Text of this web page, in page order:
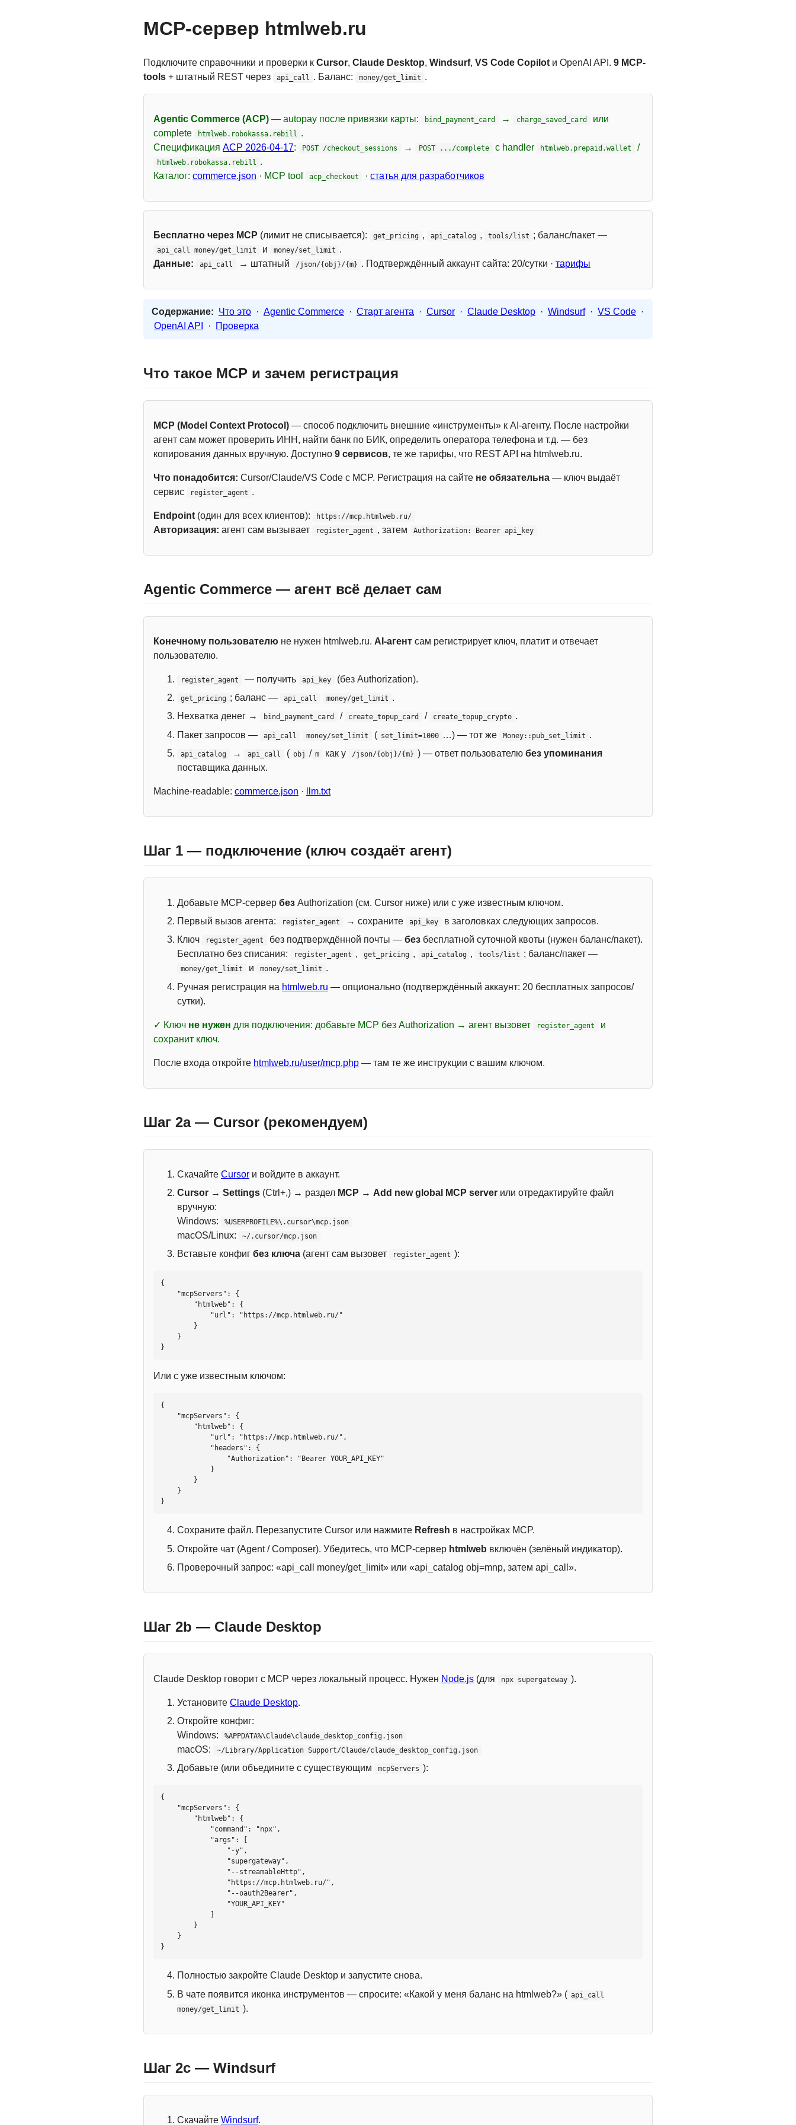
MCP-сервер htmlweb.ru
Подключите справочники и проверки к Cursor, Claude Desktop, Windsurf, VS Code Copilotи OpenAI API. 9 MCP-
tools + штатный REST через api_call . Баланс: money/get_limit .
Agentic Commerce (ACP) — autopay после привязки карты: bind_payment_card → charge_saved_card
или
complete
htmlweb.robokassa.rebill .
Спецификация ACP 2026-04-17: POST /checkout_sessions → POST .../complete с handler htmlweb.prepaid.wallet /
htmlweb.robokassa.rebill .
Каталог: commerce.json · MCP tool acp_checkout · статья для разработчиков
Бесплатно через MCP (лимит не списывается): get_pricing , api_catalog , tools/list ; баланс/пакет —
api_call money/get_limit и money/set_limit .
Данные:
api_call → штатный /json/{obj}/{m} . Подтверждённый аккаунт сайта: 20/сутки · тарифы
Содержание: Что это · Agentic Commerce · Старт агента · Cursor · Claude Desktop · Windsurf · VS Code ·
OpenAI API
· Проверка
Что такое MCP и зачем регистрация
MCP (Model Context Protocol) — способ подключить внешние «инструменты» к AI-агенту. После настройки
агент сам может проверить ИНН, найти банк по БИК, определить оператора телефона и т.д. — без
копирования данных вручную. Доступно 9 сервисов, те же тарифы, что REST API на htmlweb.ru.
Что понадобится: Cursor/Claude/VS Code с MCP. Регистрация на сайте не обязательна — ключ выдаёт
сервис
register_agent .
Endpoint (один для всех клиентов): https://mcp.htmlweb.ru/
Авторизация: агент сам вызывает register_agent , затем Authorization: Bearer api_key
Agentic Commerce — агент всё делает сам
Конечному пользователю не нужен htmlweb.ru. AI-агент сам регистрирует ключ, платит и отвечает
пользователю.
register_agent — получить api_key (без Authorization).
get_pricing ; баланс — api_call money/get_limit .
Нехватка денег →
bind_payment_card / create_topup_card / create_topup_crypto .
Пакет запросов —
api_call money/set_limit ( set_limit=1000 …) — тот же Money::pub_set_limit .
api_catalog → api_call ( obj / m как у /json/{obj}/{m} ) — ответ пользователю без упоминания
поставщика данных.
Machine-readable: commerce.json · llm.txt
Шаг 1 — подключение (ключ создаёт агент)
Добавьте MCP-сервер без Authorization (см. Cursor ниже) или с уже известным ключом.
Первый вызов агента:
register_agent → сохраните api_key
в заголовках следующих запросов.
Ключ
register_agent без подтверждённой почты — без бесплатной суточной квоты (нужен баланс/пакет).
Бесплатно без списания:
register_agent , get_pricing , api_catalog , tools/list ; баланс/пакет —
money/get_limit и money/set_limit .
Ручная регистрация на htmlweb.ru — опционально (подтверждённый аккаунт: 20 бесплатных запросов/
сутки).
✓ Ключ не нужен для подключения: добавьте MCP без Authorization → агент вызовет register_agent
и
сохранит ключ.
После входа откройте htmlweb.ru/user/mcp.php — там те же инструкции с вашим ключом.
Шаг 2a — Cursor (рекомендуем)
Скачайте Cursor и войдите в аккаунт.
Cursor → Settings (Ctrl+,) → раздел MCP → Add new global MCP server или отредактируйте файл
вручную:
Windows:
%USERPROFILE%\.cursor\mcp.json
macOS/Linux: ~/.cursor/mcp.json
Вставьте конфиг без ключа (агент сам вызовет register_agent ):
{
}
Или с уже известным ключом:
{
}
Сохраните файл. Перезапустите Cursor или нажмите Refresh в настройках MCP.
Откройте чат (Agent / Composer). Убедитесь, что MCP-сервер htmlweb включён (зелёный индикатор).
Проверочный запрос: «api_call money/get_limit» или «api_catalog obj=mnp, затем api_call».
Шаг 2b — Claude Desktop
Claude Desktop говорит с MCP через локальный процесс. Нужен Node.js (для npx supergateway ).
Установите Claude Desktop.
Откройте конфиг:
Windows:
%APPDATA%\Claude\claude_desktop_config.json
macOS: ~/Library/Application Support/Claude/claude_desktop_config.json
Добавьте (или объедините с существующим mcpServers ):
{
}
Полностью закройте Claude Desktop и запустите снова.
В чате появится иконка инструментов — спросите: «Какой у меня баланс на htmlweb?» ( api_call
money/get_limit ).
Шаг 2c — Windsurf
Скачайте Windsurf.